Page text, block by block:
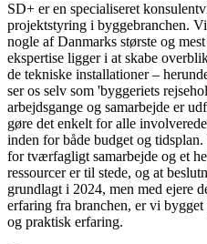
SD+ er en specialiseret
projektstyring i byggebranchen.
nogle af Danmarks største og
ekspertise ligger i at skabe
de tekniske installationer –
ser os selv som 'byggeriets
arbejdsgange og samarbejde er
gøre det enkelt for alle
inden for både budget og
for tværfagligt samarbejde og et
ressourcer er til stede, og at
grundlagt i 2024, men med ejere
erfaring fra branchen, er vi
og praktisk erfaring.